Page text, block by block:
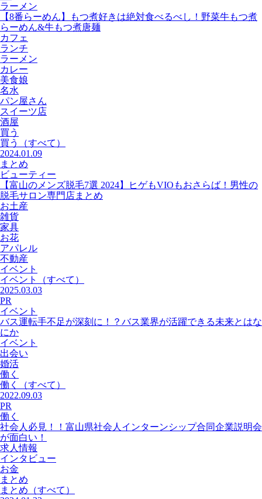
ラーメン
【8番らーめん】もつ煮好きは絶対食べるべし！野菜牛もつ煮
らーめん&牛もつ煮唐麺
カフェ
ランチ
ラーメン
カレー
美食娘
名水
パン屋さん
スイーツ店
酒屋
買う
買う
（すべて）
2024.01.09
まとめ
ビューティー
【富山のメンズ脱毛7選 2024】ヒゲもVIOもおさらば！男性の
脱毛サロン専門店まとめ
お土産
雑貨
家具
お花
アパレル
不動産
イベント
イベント
（すべて）
2025.03.03
PR
イベント
バス運転手不足が深刻に！？バス業界が活躍できる未来とはな
にか
イベント
出会い
婚活
働く
働く
（すべて）
2022.09.03
PR
働く
社会人必見！！富山県社会人インターンシップ合同企業説明会
が面白い！
求人情報
インタビュー
お金
まとめ
まとめ （すべて）